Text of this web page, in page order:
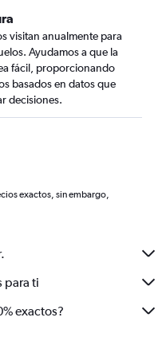
visitan anualmente para
Ayudamos a que la
fácil, proporcionando
basados en datos que
decisiones.
exactos, sin embargo,
para ti
exactos?